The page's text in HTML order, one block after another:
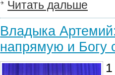
Читать дальше
Владыка
напрямую и Богу